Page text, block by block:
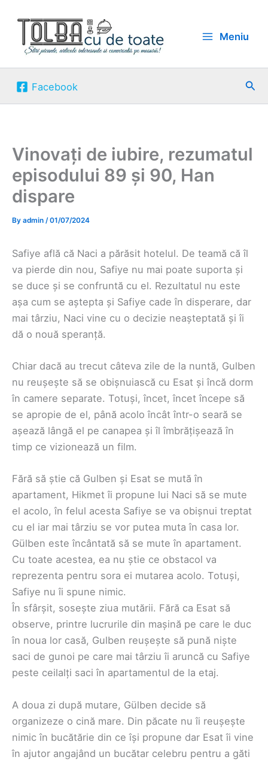
content
Meniu
Facebook
Vinovați de iubire, rezumatul
episodului 89 și 90, Han
dispare
By admin /01/07/2024
Safiye află că Naci a părăsit hotelul. De teamă că îl
va pierde din nou, Safiye nu mai poate suporta și
se duce și se confruntă cu el. Rezultatul nu este
așa cum se aștepta și Safiye cade în disperare, dar
mai târziu, Naci vine cu o decizie neașteptată și îi
dă o nouă speranță.
Chiar dacă au trecut câteva zile de la nuntă, Gulben
nu reușește să se obișnuiască cu Esat și încă dorm
în camere separate. Totuși, încet, încet începe să
se apropie de el, până acolo încât într-o seară se
așează lângă el pe canapea și îl îmbrățișează în
timp ce vizionează un film.
Fără să știe că Gulben și Esat se mută în
apartament, Hikmet îi propune lui Naci să se mute
el acolo, în felul acesta Safiye se va obișnui treptat
cu el iar mai târziu se vor putea muta în casa lor.
Gülben este încântată să se mute în apartament.
Cu toate acestea, ea nu știe ce obstacol va
reprezenta pentru sora ei mutarea acolo. Totuși,
Safiye nu îi spune nimic.
În sfârșit, sosește ziua mutării. Fără ca Esat să
observe, printre lucrurile din mașină pe care le duc
în noua lor casă, Gulben reușește să pună niște
saci de gunoi pe care mai târziu îi aruncă cu Safiye
peste ceilalți saci în apartamentul de la etaj.
A doua zi după mutare, Gülben decide să
organizeze o cină mare. Din păcate nu îi reușește
nimic în bucătărie din ce își propune dar Esat îi vine
în ajutor angajând un bucătar celebru pentru a găti